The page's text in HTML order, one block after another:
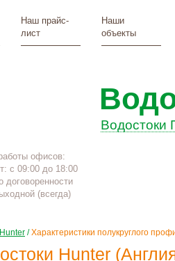
Наш прайс-
лист
Наши
объекты
офисов:
с 09:00 до 18:00
(всегда)
Водостоки
Hunter /Характеристики полукруглого
Hunter